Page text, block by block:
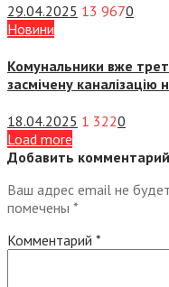
29.04.2025 13 9670
Новини
Комунальники вже
засмічену каналізацію
18.04.2025 1 3220
Load more
Добавить комментарий
Ваш адрес email не
помечены *
Комментарий *